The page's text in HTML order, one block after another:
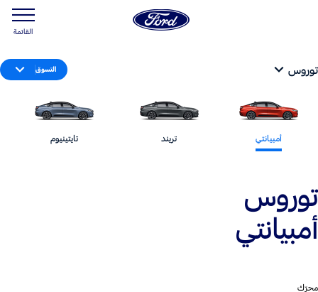
القائمة
توروس التسوق
أمبيانتي تريند تايتينيوم
توروس
أمبيانتي
محرّك